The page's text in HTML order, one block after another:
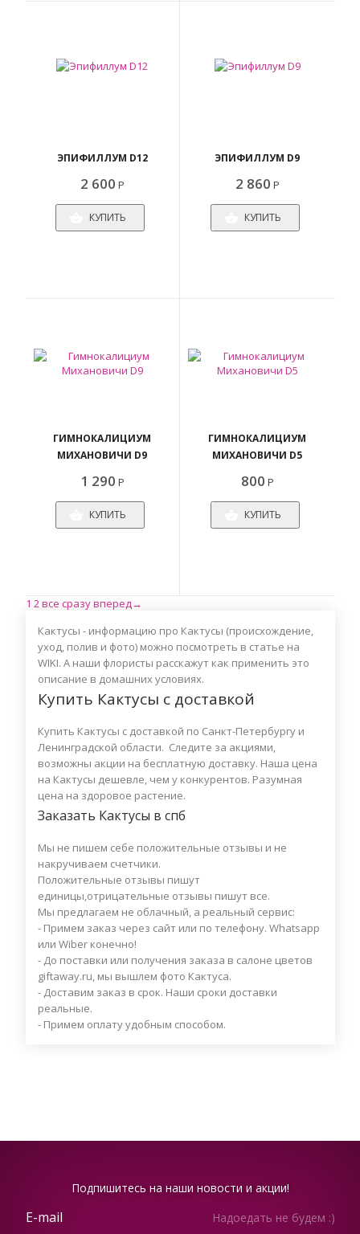
ЭПИФИЛЛУМ D12
2 600 Р
КУПИТЬ
ЭПИФИЛЛУМ D9
2 860 Р
КУПИТЬ
ГИМНОКАЛИЦИУМ
МИХАНОВИЧИ D9
1 290 Р
КУПИТЬ
ГИМНОКАЛИЦИУМ
МИХАНОВИЧИ D5
800 Р
КУПИТЬ
1 2все сразувперед→
Кактусы - информацию про Кактусы (происхождение,
уход, полив и фото) можно посмотреть в статье на
WIKI. А наши флористы расскажут как применить это
описание в домашних условиях.
Купить Кактусы с доставкой
Купить Кактусы с доставкой по Санкт-Петербургу и
Ленинградской области. Следите за акциями,
возможны акции на бесплатную доставку. Наша цена
на Кактусы дешевле, чем у конкурентов. Разумная
цена на здоровое растение.
Заказать Кактусы в спб
Мы не пишем себе положительные отзывы и не
накручиваем счетчики.
Положительные отзывы пишут
единицы,отрицательные отзывы пишут все.
Мы предлагаем не облачный, а реальный сервис:
- Примем заказ через сайт или по телефону. Whatsapp
или Wiber конечно!
- До поставки или получения заказа в салоне цветов
giftaway.ru, мы вышлем фото Кактуса.
- Доставим заказ в срок. Наши сроки доставки
реальные.
- Примем оплату удобным способом.
Подпишитесь на наши новости и акции!
Надоедать не будем :)